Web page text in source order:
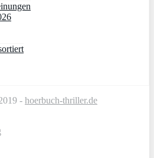
- hoerbuch-thriller.de